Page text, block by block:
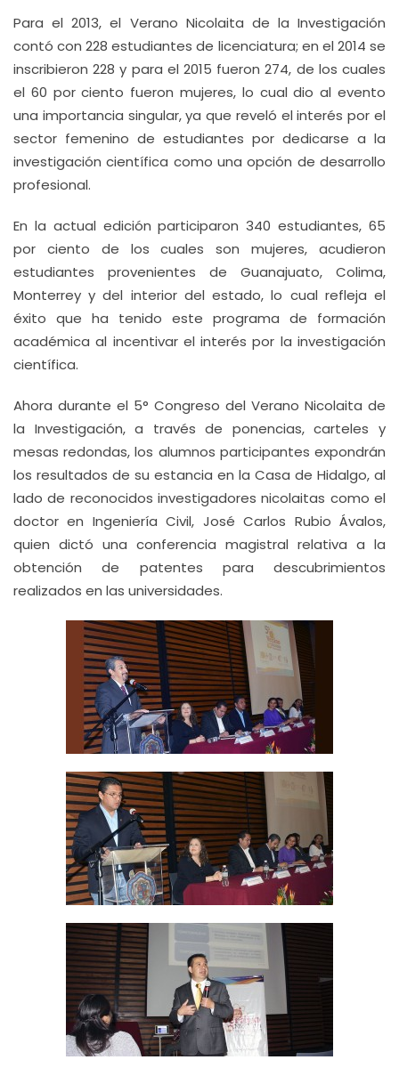
Para el 2013, el Verano Nicolaita de la Investigación
contó con 228 estudiantes de licenciatura; en el 2014 se
inscribieron 228 y para el 2015 fueron 274, de los cuales
el 60 por ciento fueron mujeres, lo cual dio al evento
una importancia singular, ya que reveló el interés por el
sector femenino de estudiantes por dedicarse a la
investigación científica como una opción de desarrollo
profesional.
En la actual edición participaron 340 estudiantes, 65
por ciento de los cuales son mujeres, acudieron
estudiantes provenientes de Guanajuato, Colima,
Monterrey y del interior del estado, lo cual refleja el
éxito que ha tenido este programa de formación
académica al incentivar el interés por la investigación
científica.
Ahora durante el 5° Congreso del Verano Nicolaita de
la Investigación, a través de ponencias, carteles y
mesas redondas, los alumnos participantes expondrán
los resultados de su estancia en la Casa de Hidalgo, al
lado de reconocidos investigadores nicolaitas como el
doctor en Ingeniería Civil, José Carlos Rubio Ávalos,
quien dictó una conferencia magistral relativa a la
obtención de patentes para descubrimientos
realizados en las universidades.